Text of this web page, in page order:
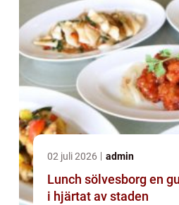
02 juli 2026 admin
Lunch sölvesborg en guide till god mat
i hjärtat av staden